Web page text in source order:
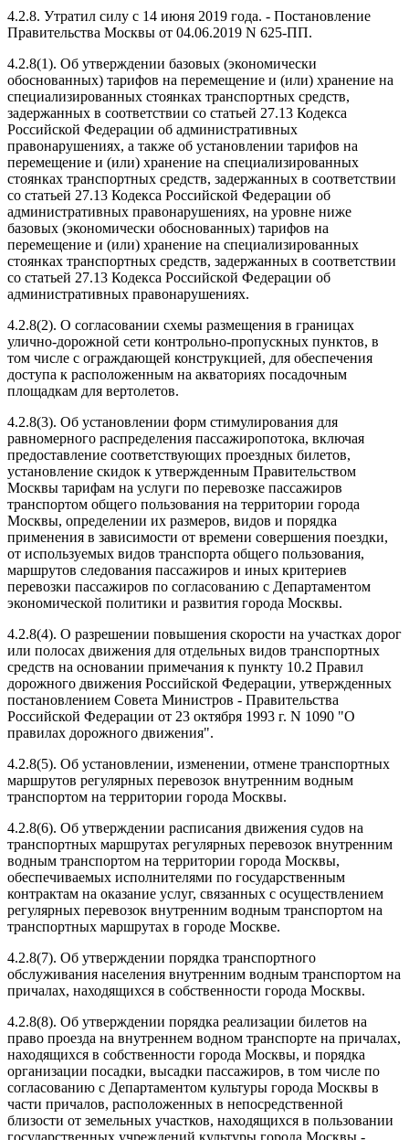
4.2.8. Утратил силу с 14 июня 2019 года. - Постановление
Правительства Москвы от 04.06.2019 N 625-ПП.
4.2.8(1). Об утверждении базовых (экономически
обоснованных) тарифов на перемещение и (или) хранение на
специализированных стоянках транспортных средств,
задержанных в соответствии со статьей 27.13 Кодекса
Российской Федерации об административных
правонарушениях, а также об установлении тарифов на
перемещение и (или) хранение на специализированных
стоянках транспортных средств, задержанных в соответствии
со статьей 27.13 Кодекса Российской Федерации об
административных правонарушениях, на уровне ниже
базовых (экономически обоснованных) тарифов на
перемещение и (или) хранение на специализированных
стоянках транспортных средств, задержанных в соответствии
со статьей 27.13 Кодекса Российской Федерации об
административных правонарушениях.
4.2.8(2). О согласовании схемы размещения в границах
улично-дорожной сети контрольно-пропускных пунктов, в
том числе с ограждающей конструкцией, для обеспечения
доступа к расположенным на акваториях посадочным
площадкам для вертолетов.
4.2.8(3). Об установлении форм стимулирования для
равномерного распределения пассажиропотока, включая
предоставление соответствующих проездных билетов,
установление скидок к утвержденным Правительством
Москвы тарифам на услуги по перевозке пассажиров
транспортом общего пользования на территории города
Москвы, определении их размеров, видов и порядка
применения в зависимости от времени совершения поездки,
от используемых видов транспорта общего пользования,
маршрутов следования пассажиров и иных критериев
перевозки пассажиров по согласованию с Департаментом
экономической политики и развития города Москвы.
4.2.8(4). О разрешении повышения скорости на участках дорог
или полосах движения для отдельных видов транспортных
средств на основании примечания к пункту 10.2 Правил
дорожного движения Российской Федерации, утвержденных
постановлением Совета Министров - Правительства
Российской Федерации от 23 октября 1993 г. N 1090 "О
правилах дорожного движения".
4.2.8(5). Об установлении, изменении, отмене транспортных
маршрутов регулярных перевозок внутренним водным
транспортом на территории города Москвы.
4.2.8(6). Об утверждении расписания движения судов на
транспортных маршрутах регулярных перевозок внутренним
водным транспортом на территории города Москвы,
обеспечиваемых исполнителями по государственным
контрактам на оказание услуг, связанных с осуществлением
регулярных перевозок внутренним водным транспортом на
транспортных маршрутах в городе Москве.
4.2.8(7). Об утверждении порядка транспортного
обслуживания населения внутренним водным транспортом на
причалах, находящихся в собственности города Москвы.
4.2.8(8). Об утверждении порядка реализации билетов на
право проезда на внутреннем водном транспорте на причалах,
находящихся в собственности города Москвы, и порядка
организации посадки, высадки пассажиров, в том числе по
согласованию с Департаментом культуры города Москвы в
части причалов, расположенных в непосредственной
близости от земельных участков, находящихся в пользовании
государственных учреждений культуры города Москвы -